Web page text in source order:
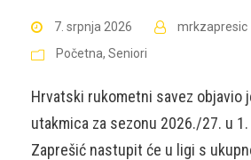
7. srpnja 2026
mrkzapresic
Početna, Seniori
Hrvatski rukometni savez objavio
utakmica za sezonu 2026./27. u 1.
Zaprešić nastupit će u ligi s